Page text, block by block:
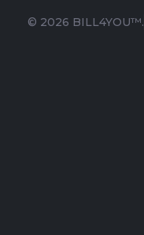
© 2026 BILL4YOU™.